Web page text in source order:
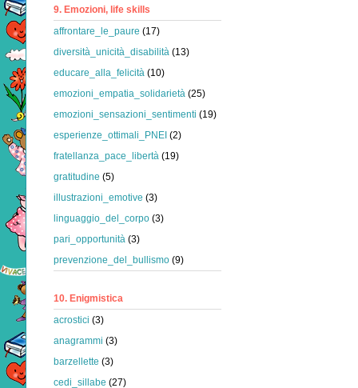
9. Emozioni, life skills
affrontare_le_paure (17)
diversità_unicità_disabilità (13)
educare_alla_felicità (10)
emozioni_empatia_solidarietà (25)
emozioni_sensazioni_sentimenti (19)
esperienze_ottimali_PNEI (2)
fratellanza_pace_libertà (19)
gratitudine (5)
illustrazioni_emotive (3)
linguaggio_del_corpo (3)
pari_opportunità (3)
prevenzione_del_bullismo (9)
10. Enigmistica
acrostici (3)
anagrammi (3)
barzellette (3)
cedi_sillabe (27)